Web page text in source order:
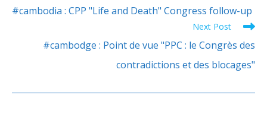
more
#cambodia : CPP "Life and Death" Congress follow-up
Next Post
#cambodge : Point de vue "PPC : le Congrès des
contradictions et des blocages"